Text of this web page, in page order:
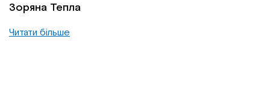
Зоряна Тепла
Читати більше